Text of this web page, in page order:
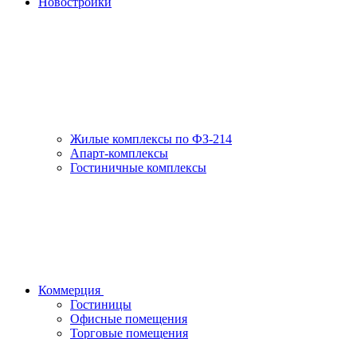
Жилые комплексы по ФЗ-214
Апарт-комплексы
Гостиничные комплексы
Коммерция
Гостиницы
Офисные помещения
Торговые помещения